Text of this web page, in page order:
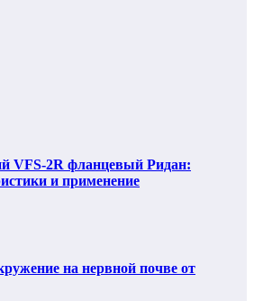
VFS-2R фланцевый Ридан:
и применение
на нервной почве от